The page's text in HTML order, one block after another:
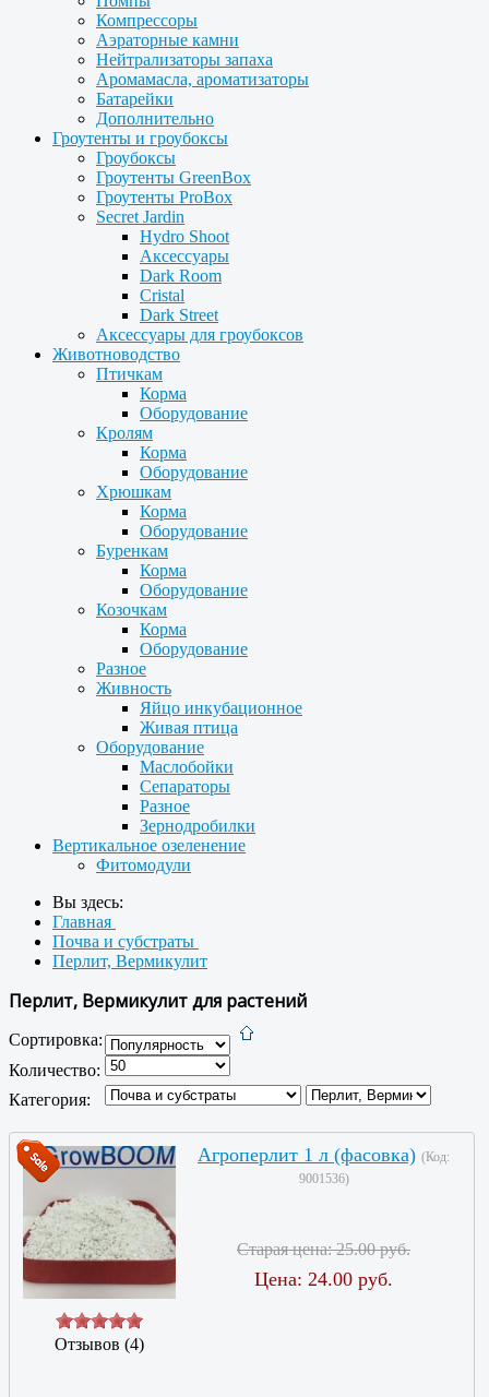
Компрессоры
Аэраторные камни
Нейтрализаторы запаха
Аромамасла, ароматизаторы
Батарейки
Дополнительно
Гроутенты и гроубоксы
Гроубоксы
Гроутенты GreenBox
Гроутенты ProBox
Secret Jardin
Hydro Shoot
Аксессуары
Dark Room
Cristal
Dark Street
Аксессуары для гроубоксов
Животноводство
Птичкам
Корма
Оборудование
Кролям
Корма
Оборудование
Хрюшкам
Корма
Оборудование
Буренкам
Корма
Оборудование
Козочкам
Корма
Оборудование
Разное
Живность
Яйцо инкубационное
Живая птица
Оборудование
Маслобойки
Сепараторы
Разное
Зернодробилки
Вертикальное озеленение
Фитомодули
Вы здесь:
Главная
Почва и субстраты
Перлит, Вермикулит
Перлит, Вермикулит для растений
Сортировка:
Количество:
Категория:
Отзывов (4)
Агроперлит 1 л (фасовка) (Код:
9001536)
Старая цена:25.00 руб.
Цена: 24.00 руб.